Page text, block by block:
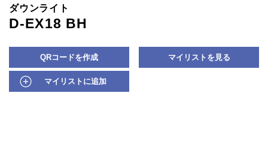
ダウンライト
D-EX18 BH
QRコードを作成 マイリストを見る
マイリストに追加